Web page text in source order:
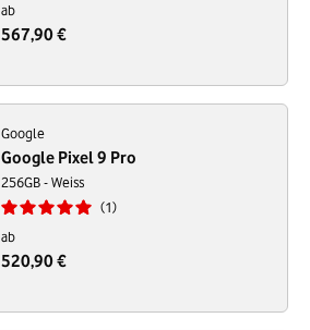
ab
567,90 €
Google
Google Pixel 9 Pro
256GB - Weiss
1
ab
520,90 €